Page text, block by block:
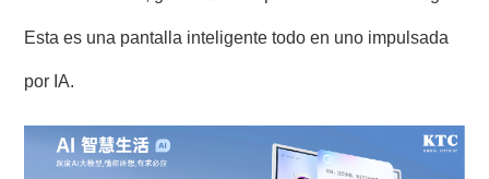
Esta es una pantalla inteligente todo en uno impulsada
por IA.